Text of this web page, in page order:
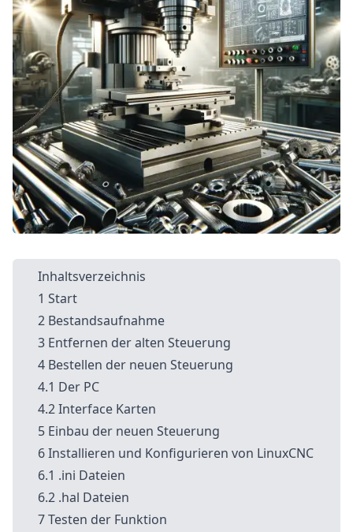
Inhaltsverzeichnis
Start
Bestandsaufnahme
Entfernen der alten Steuerung
Bestellen der neuen Steuerung
Der PC
Interface Karten
Einbau der neuen Steuerung
Installieren und Konfigurieren von LinuxCNC
.ini Dateien
.hal Dateien
Testen der Funktion